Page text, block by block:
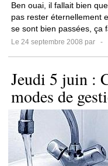
Ben ouai, il fallait bien
pas rester éternellement
se sont bien passées, ça
Le 24 septembre 2008 par
-
Jeudi 5 juin :
modes de